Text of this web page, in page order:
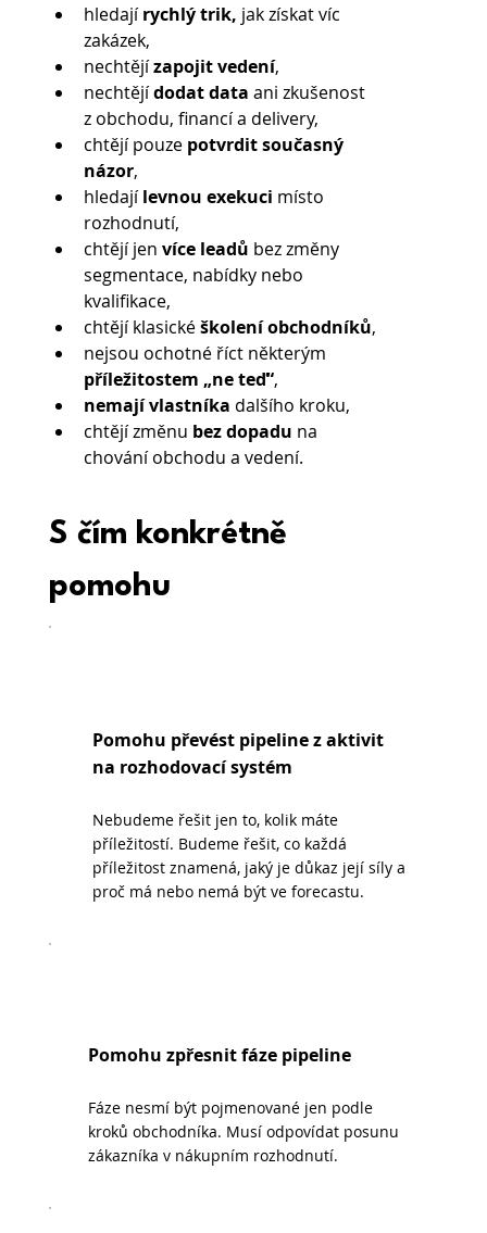
hledají rychlý trik, jak získat víc
zakázek,
nechtějí zapojit vedení,
nechtějí dodat data ani zkušenost
z obchodu, financí a delivery,
chtějí pouze potvrdit současný
názor,
hledají levnou exekuci místo
rozhodnutí,
chtějí jen více leadů bez změny
segmentace, nabídky nebo
kvalifikace,
chtějí klasické školení obchodníků,
nejsou ochotné říct některým
příležitostem „ne teď“,
nemají vlastníka dalšího kroku,
chtějí změnu bez dopadu na
chování obchodu a vedení.
S čím konkrétně
pomohu
Pomohu převést pipeline z aktivit
na rozhodovací systém
Nebudeme řešit jen to, kolik máte
příležitostí. Budeme řešit, co každá
příležitost znamená, jaký je důkaz její síly a
proč má nebo nemá být ve forecastu.
Pomohu zpřesnit fáze pipeline
Fáze nesmí být pojmenované jen podle
kroků obchodníka. Musí odpovídat posunu
zákazníka v nákupním rozhodnutí.